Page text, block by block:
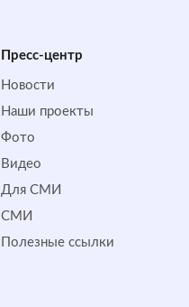
Пресс-центр
Новости
Наши проекты
Фото
Видео
Для СМИ
СМИ
Полезные ссылки